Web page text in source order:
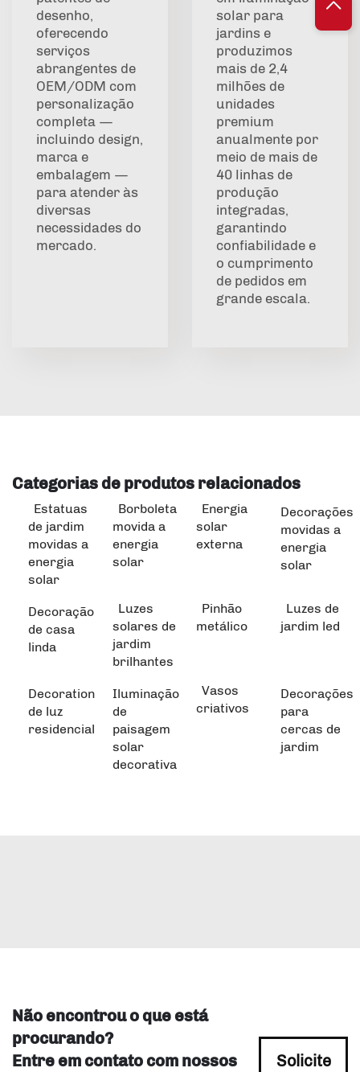
desenho,
oferecendo
serviços
abrangentes de
OEM/ODM com
personalização
completa —
incluindo design,
marca e
embalagem —
para atender às
diversas
necessidades do
mercado.
solar para
jardins e
produzimos
mais de 2,4
milhões de
unidades
premium
anualmente por
meio de mais de
40 linhas de
produção
integradas,
garantindo
confiabilidade e
o cumprimento
de pedidos em
grande escala.
Categorias de produtos relacionados
Estatuas
de jardim
movidas a
energia
solar
Borboleta
movida a
energia
solar
Energia
solar
externa
Decorações
movidas a
energia
solar
Decoração
de casa
linda
Luzes
solares de
jardim
brilhantes
Pinhão
metálico
Luzes de
jardim led
Decoration
de luz
residencial
Iluminação
de
paisagem
solar
decorativa
Vasos
criativos
Decorações
para
cercas de
jardim
Não encontrou o que está
procurando?
Entre em contato com nossos
Solicite